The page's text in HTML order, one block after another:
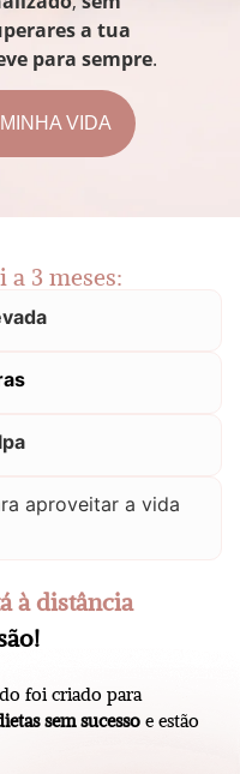
a tua
para sempre.
VIDA
3 meses:
aproveitar a vida
à distância
foi criado para
sem sucesso e estão